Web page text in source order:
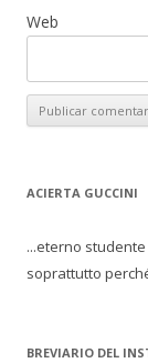
Web
ACIERTA GUCCINI
...eterno
soprattutto
BREVIARIO DEL